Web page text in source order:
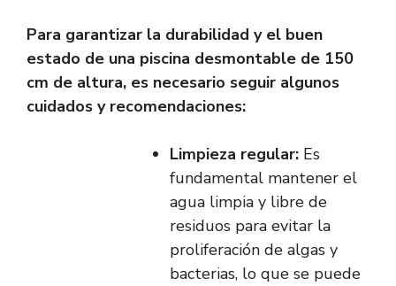
Para garantizar la durabilidad y el buen
estado de una piscina desmontable de 150
cm de altura, es necesario seguir algunos
cuidados y recomendaciones:
Limpieza regular: Es
fundamental mantener el
agua limpia y libre de
residuos para evitar la
proliferación de algas y
bacterias, lo que se puede